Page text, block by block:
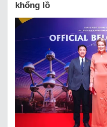
khổng lồ